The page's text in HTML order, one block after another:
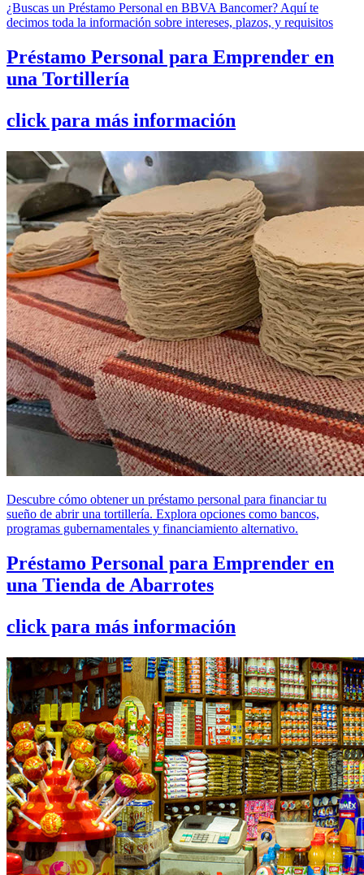
¿Buscas un Préstamo Personal en BBVA Bancomer? Aquí te
decimos toda la información sobre intereses, plazos, y requisitos
Préstamo Personal para Emprender en
una Tortillería
click para más información
Descubre cómo obtener un préstamo personal para financiar tu
sueño de abrir una tortillería. Explora opciones como bancos,
programas gubernamentales y financiamiento alternativo.
Préstamo Personal para Emprender en
una Tienda de Abarrotes
click para más información